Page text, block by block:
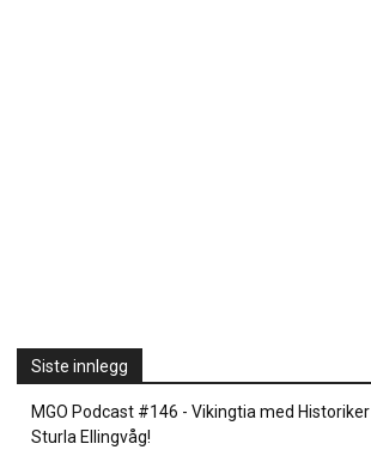
Siste innlegg
MGO Podcast #146 - Vikingtia med Historiker
Sturla Ellingvåg!